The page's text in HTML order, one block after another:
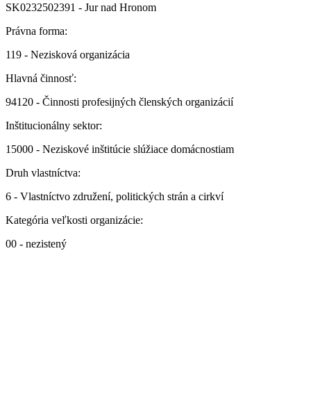
SK0232502391 - Jur nad Hronom
Právna forma:
119 - Nezisková organizácia
Hlavná činnosť:
94120 - Činnosti profesijných členských organizácií
Inštitucionálny sektor:
15000 - Neziskové inštitúcie slúžiace domácnostiam
Druh vlastníctva:
6 - Vlastníctvo združení, politických strán a cirkví
Kategória veľkosti organizácie:
00 - nezistený